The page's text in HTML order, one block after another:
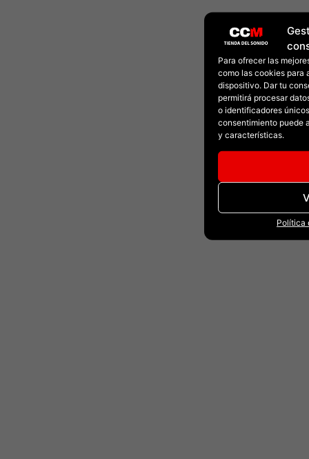
Para ofrecer las
como las cookies para
dispositivo. Dar tu
permitirá procesar
o identificadores
consentimiento puede
y características.
Política